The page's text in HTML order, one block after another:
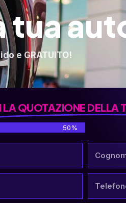
tua
e GRATUITO!
LA QUOTAZIONE DELLA
50%